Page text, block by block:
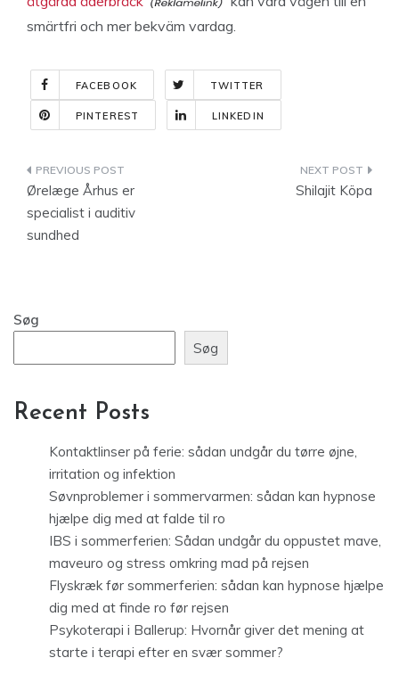
smärtfri och mer bekväm vardag.
FACEBOOK TWITTER
PINTEREST LINKEDIN
Indlægsnavigation
Ørelæge Århus er
specialist i auditiv
sundhed
Shilajit Köpa
Søg
Søg
Recent Posts
Kontaktlinser på ferie: sådan undgår du tørre øjne,
irritation og infektion
Søvnproblemer i sommervarmen: sådan kan hypnose
hjælpe dig med at falde til ro
IBS i sommerferien: Sådan undgår du oppustet mave,
maveuro og stress omkring mad på rejsen
Flyskræk før sommerferien: sådan kan hypnose hjælpe
dig med at finde ro før rejsen
Psykoterapi i Ballerup: Hvornår giver det mening at
starte i terapi efter en svær sommer?